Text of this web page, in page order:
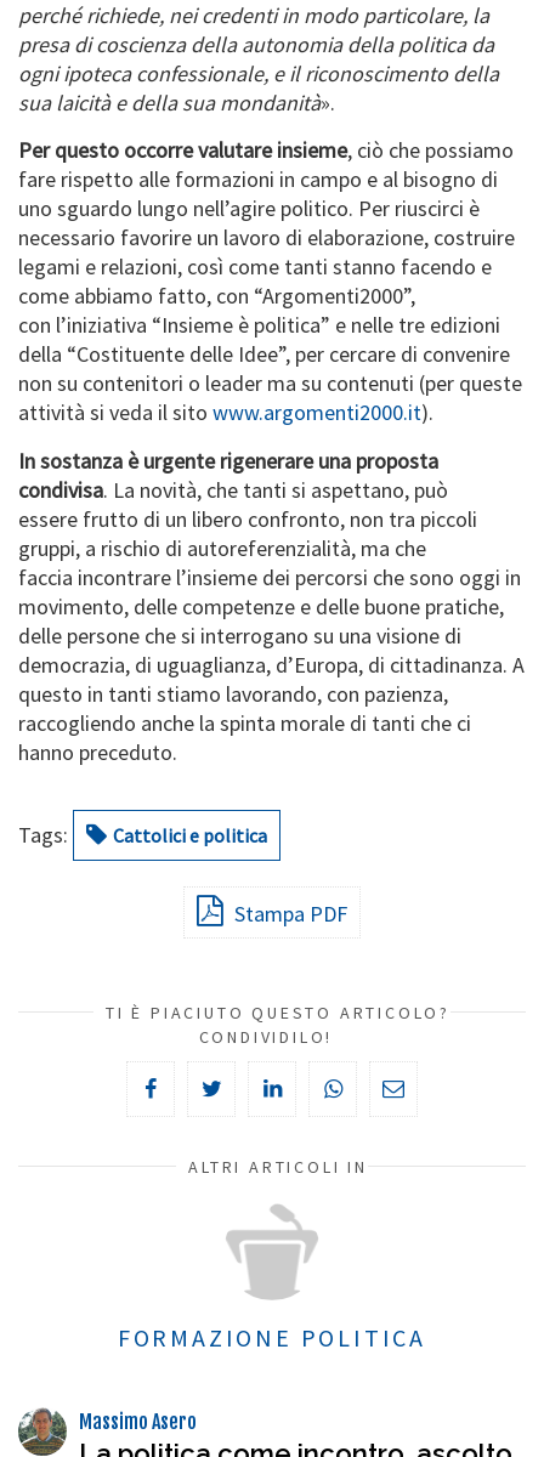
perché richiede, nei credenti in modo particolare, la
presa di coscienza della autonomia della politica da
ogni ipoteca confessionale, e il riconoscimento della
sua laicità e della sua mondanità».
Per questo occorre valutare insieme, ciò che possiamo
fare rispetto alle formazioni in campo e al bisogno di
uno sguardo lungo nell’agire politico. Per riuscirci è
necessario favorire un lavoro di elaborazione, costruire
legami e relazioni, così come tanti stanno facendo e
come abbiamo fatto, con “Argomenti2000”,
con l’iniziativa “Insieme è politica” e nelle tre edizioni
della “Costituente delle Idee”, per cercare di convenire
non su contenitori o leader ma su contenuti (per queste
attività si veda il sito www.argomenti2000.it).
In sostanza è urgente rigenerare una proposta
condivisa. La novità, che tanti si aspettano, può
essere frutto di un libero confronto, non tra piccoli
gruppi, a rischio di autoreferenzialità, ma che
faccia incontrare l’insieme dei percorsi che sono oggi in
movimento, delle competenze e delle buone pratiche,
delle persone che si interrogano su una visione di
democrazia, di uguaglianza, d’Europa, di cittadinanza. A
questo in tanti stiamo lavorando, con pazienza,
raccogliendo anche la spinta morale di tanti che ci
hanno preceduto.
Tags: Cattolici e politica
Stampa PDF
TI È PIACIUTO QUESTO ARTICOLO?
CONDIVIDILO!
ALTRI ARTICOLI IN
FORMAZIONE POLITICA
Massimo Asero